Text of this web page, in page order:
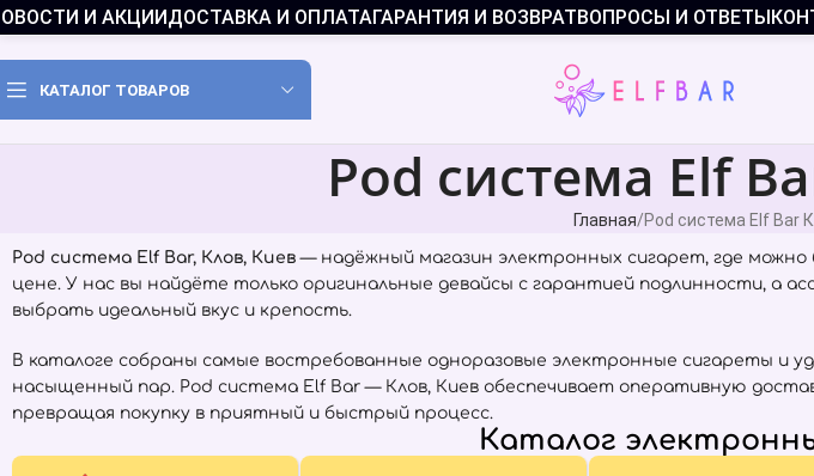
И АКЦИИДОСТАВКА И ОПЛАТАГАРАНТИЯ И ВОЗВРАТВОПРОСЫ И ОТВЕТЫ
КАТАЛОГ ТОВАРОВ
Pod система Elf
Главная Pod система Elf Bar
Pod система Elf Bar, Клов, Киев — надёжный магазин электронных сигарет, где
цене. У нас вы найдёте только оригинальные девайсы с гарантией подлинности, а
выбрать идеальный вкус и крепость.
В каталоге собраны самые востребованные одноразовые электронные сигареты и
насыщенный пар. Pod система Elf Bar — Клов, Киев обеспечивает оперативную
превращая покупку в приятный и быстрый процесс.
Каталог